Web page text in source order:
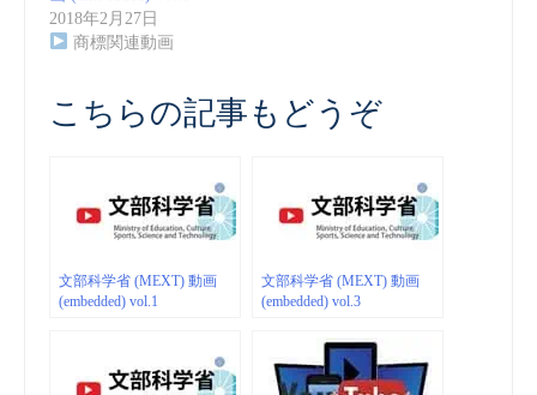
2018年2月27日
商標関連動画
こちらの記事もどうぞ
文部科学省 (MEXT) 動画
(embedded) vol.1
文部科学省 (MEXT) 動画
(embedded) vol.3